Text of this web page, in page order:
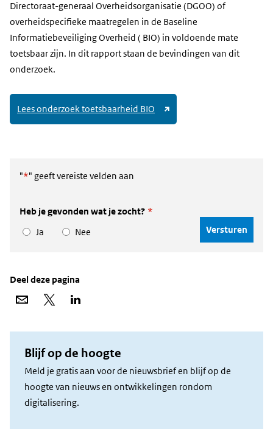
Directoraat-generaal Overheidsorganisatie (DGOO) of
overheidspecifieke maatregelen in de Baseline
Informatiebeveiliging Overheid ( BIO) in voldoende mate
toetsbaar zijn. In dit rapport staan de bevindingen van dit
onderzoek.
Lees onderzoek toetsbaarheid BIO (link
naar
"*" geeft vereiste velden aan
Heb je gevonden wat je zocht? *
Ja
Nee
Deel deze pagina
Deel
Deel
Blijf op de hoogte
Meld je gratis aan voor de nieuwsbrief en blijf op de
hoogte van nieuws en ontwikkelingen rondom
digitalisering.